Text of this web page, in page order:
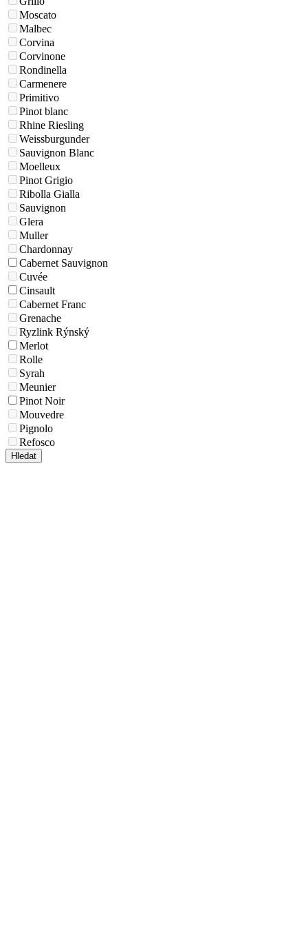
Moscato
Malbec
Corvina
Corvinone
Rondinella
Carmenere
Primitivo
Pinot blanc
Rhine Riesling
Weissburgunder
Sauvignon Blanc
Moelleux
Pinot Grigio
Ribolla Gialla
Sauvignon
Glera
Muller
Chardonnay
Cabernet Sauvignon
Cuvée
Cinsault
Cabernet Franc
Grenache
Ryzlink Rýnský
Merlot
Rolle
Syrah
Meunier
Pinot Noir
Mouvedre
Pignolo
Refosco